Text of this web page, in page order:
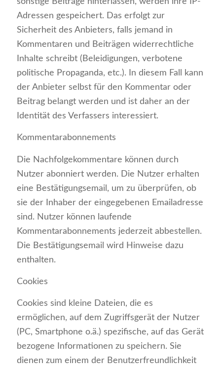
Adressen gespeichert. Das erfolgt zur
Sicherheit des Anbieters, falls jemand in
Kommentaren und Beiträgen widerrechtliche
Inhalte schreibt (Beleidigungen, verbotene
politische Propaganda, etc.). In diesem Fall kann
der Anbieter selbst für den Kommentar oder
Beitrag belangt werden und ist daher an der
Identität des Verfassers interessiert.
Kommentarabonnements
Die Nachfolgekommentare können durch
Nutzer abonniert werden. Die Nutzer erhalten
eine Bestätigungsemail, um zu überprüfen, ob
sie der Inhaber der eingegebenen Emailadresse
sind. Nutzer können laufende
Kommentarabonnements jederzeit abbestellen.
Die Bestätigungsemail wird Hinweise dazu
enthalten.
Cookies
Cookies sind kleine Dateien, die es
ermöglichen, auf dem Zugriffsgerät der Nutzer
(PC, Smartphone o.ä.) spezifische, auf das Gerät
bezogene Informationen zu speichern. Sie
dienen zum einem der Benutzerfreundlichkeit